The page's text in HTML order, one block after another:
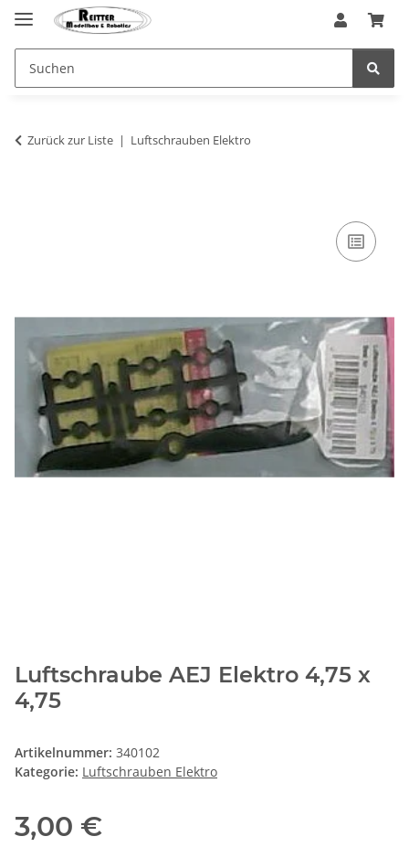
Zurück zur Liste Luftschrauben Elektro
Luftschraube AEJ Elektro 4,75 x
4,75
Artikelnummer: 340102
Kategorie: Luftschrauben Elektro
3,00 €